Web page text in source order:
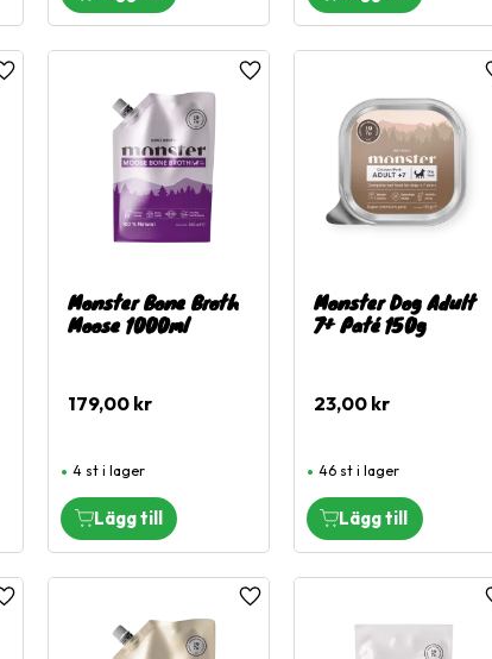
Lägg till i favoriter
Monster Bone Broth
Moose 1000ml
179,00 kr
Lägg till i favoriter
4 st i lager
Monster Dog Adult
7+ Paté 150g
23,00kr
46 st i lager
Lägg till i favoriter Lägg till i favoriter